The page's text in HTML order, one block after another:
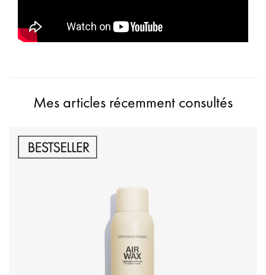
Mes articles récemment consultés